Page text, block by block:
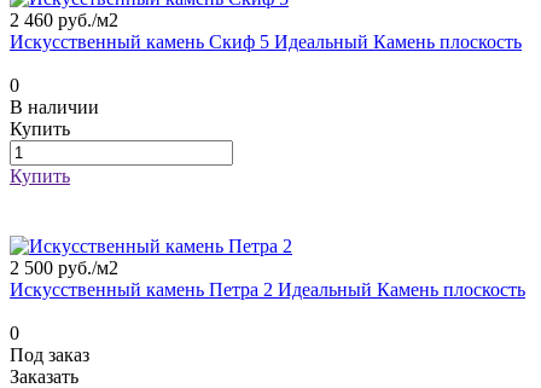
2 460 руб./м2
Искусственный камень Скиф 5 Идеальный Камень плоскость
0
В наличии
Купить
Купить
2 500 руб./м2
Искусственный камень Петра 2 Идеальный Камень плоскость
0
Под заказ
Заказать